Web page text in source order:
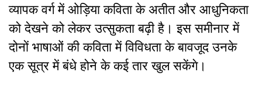
व्यापक वर्ग में ओड़िया कविता के अतीत और आधुनिकता
को देखने को लेकर उत्सुकता बढ़ी है। इस समीनार में
दोनों भाषाओं की कविता में विविधता के बावजूद उनके
एक सूत्र में बंधे होने के कई तार खुल सकेंगे।